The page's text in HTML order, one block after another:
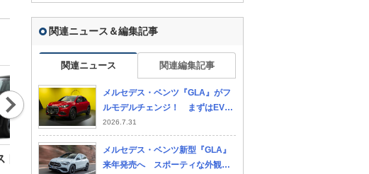
トレイル スバル フォレスター
トヨタ ハリアーハイブ
Nex
t
関連ニュース＆編集記事
関連ニュース 関連編集記事
メルセデス・ベンツ『GLA』がフ
ルモデルチェンジ！ まずはEVで
来年ハイブリッド登場 約4万800
0ユーロから注文受付開始
2026.7.31
メルセデス・ベンツ新型『GLA』
来年発売へ スポーティな外観へ